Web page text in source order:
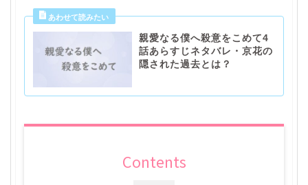
親愛なる僕へ殺意をこめて4
話あらすじネタバレ・京花の
隠された過去とは？
Contents